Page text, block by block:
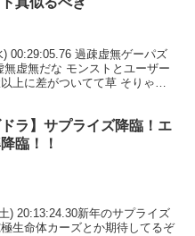
差がついてて草 そりゃ過
ドラ】サプライズ降臨！エ
臨！！
) 20:13:24.30新年のサプライズ
生命体カーズとか期待してるぞ